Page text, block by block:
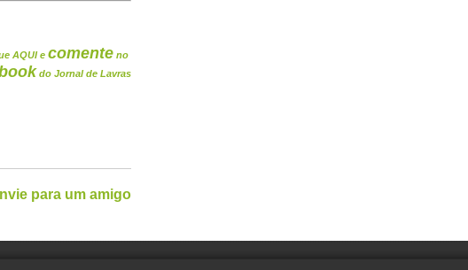
AQUI e comente no
do Jornal de Lavras
para um amigo